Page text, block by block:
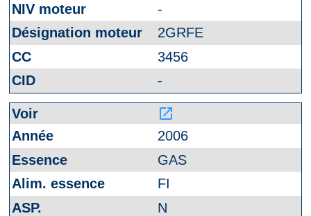
-
2GRFE
3456
-
launch
2006
GAS
FI
N